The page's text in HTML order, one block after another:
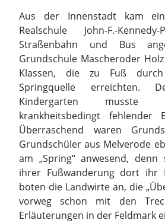
Aus der Innenstadt kam
Realschule John-F.-
Straßenbahn und Bus
Grundschule Mascheroder
Klassen, die zu Fuß
Springquelle erreichten.
Kindergarten musste
krankheitsbedingt fehlender
Überraschend waren
Grundschüler aus Melverode
am „Spring“ anwesend,
ihrer Fußwanderung dort ihr
boten die Landwirte an, die
vorweg schon mit den
Erläuterungen in der Feldmark